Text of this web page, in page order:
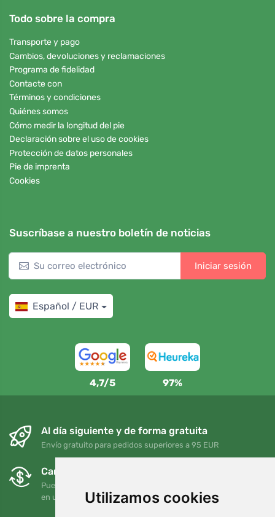
Utilizamos cookies
Todo sobre la compra
Transporte y pago
Cambios, devoluciones y reclamaciones
Programa de fidelidad
Contacte con
Términos y condiciones
Quiénes somos
Cómo medir la longitud del pie
Declaración sobre el uso de cookies
Protección de datos personales
Pie de imprenta
Cookies
Suscríbase a nuestro boletín de noticias
Iniciar sesión
Español / EUR
4,7/5 97%
Al día siguiente y de forma gratuita
Envío gratuito para pedidos superiores a 95 EUR
Cambios y devoluciones gratuitos
Puede devolver o cambiar su pedido en cualquier momento
en un plazo de 90 días